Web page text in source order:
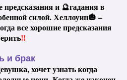
предсказания и 🔮гадания в
силой. Хеллоуин🎃 –
все хорошие предсказания
‼️
и брак
хочет узнать когда